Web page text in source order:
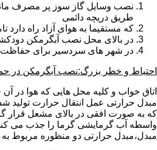
طریق دریچه دائمی
که مستقیما به هوای آزاد راه دارد
در بالای محل نصب آبگرمکن دودکشی با حداقل قطر 150
در شهر های سردسیر برای حفاظت
احتیاط و خطر بزرگ:نصب آبگرمکن در
اتاق خواب و کلیه محل هایی که هوا در
مبدل حرارتی عمل انتقال حرارت
که به صورت افقی در بالای مشعل قرار
واسطه آب گرمایشی گرما را جذب می
مبدل،مبدل حرارتی دو منظوره مربوط